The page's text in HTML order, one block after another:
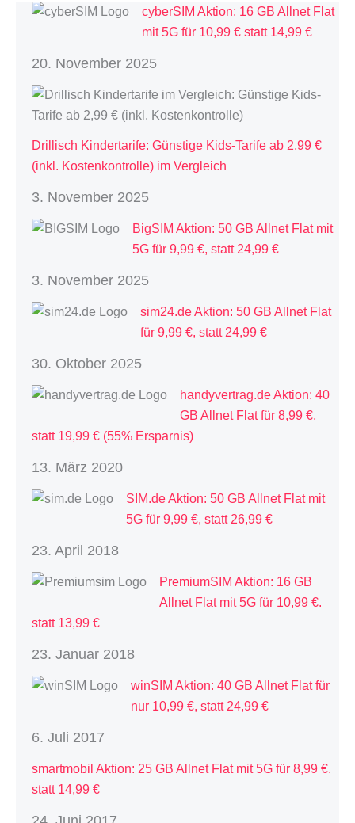
cyberSIM Aktion: 16 GB Allnet Flat
mit 5G für 10,99 € statt 14,99 €
20. November 2025
Drillisch Kindertarife: Günstige Kids-Tarife ab 2,99 €
(inkl. Kostenkontrolle) im Vergleich
3. November 2025
BigSIM Aktion: 50 GB Allnet Flat mit
5G für 9,99 €, statt 24,99 €
3. November 2025
sim24.de Aktion: 50 GB Allnet Flat
für 9,99 €, statt 24,99 €
30. Oktober 2025
handyvertrag.de Aktion: 40
GB Allnet Flat für 8,99 €,
statt 19,99 € (55% Ersparnis)
13. März 2020
SIM.de Aktion: 50 GB Allnet Flat mit
5G für 9,99 €, statt 26,99 €
23. April 2018
PremiumSIM Aktion: 16 GB
Allnet Flat mit 5G für 10,99 €.
statt 13,99 €
23. Januar 2018
winSIM Aktion: 40 GB Allnet Flat für
nur 10,99 €, statt 24,99 €
6. Juli 2017
smartmobil Aktion: 25 GB Allnet Flat mit 5G für 8,99 €.
statt 14,99 €